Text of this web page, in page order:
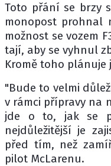
Toto přání se brzy
monopost prohnal
možnost se vozem
tají, aby se vyhnul
Kromě toho plánuje
"Bude to velmi
v rámci přípravy na
jde o to, jak se
nejdůležitější je
před tím, než
pilot McLarenu.